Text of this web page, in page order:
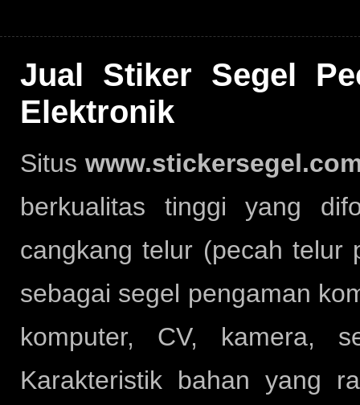
Jual Stiker Segel
Elektronik
Situs
berkualitas tinggi yang
cangkang telur (pecah telur
sebagai segel pengaman
komputer, CV, kamera,
Karakteristik bahan yang